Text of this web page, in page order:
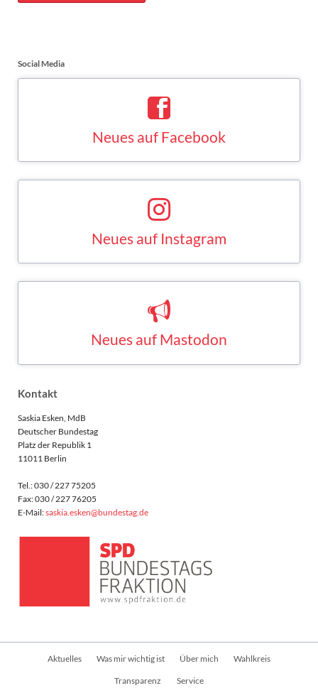
Social Media
Kontakt
Saskia Esken, MdB
Deutscher Bundestag
Platz der Republik 1
11011 Berlin
Tel.: 030 / 227 75205
Fax: 030 / 227 76205
E-Mail:saskia.esken@bundestag.de
Navigation
Aktuelles Was mir wichtig ist Über mich Wahlkreis
Transparenz Service